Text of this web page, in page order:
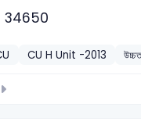
34650
CU H Unit -2013